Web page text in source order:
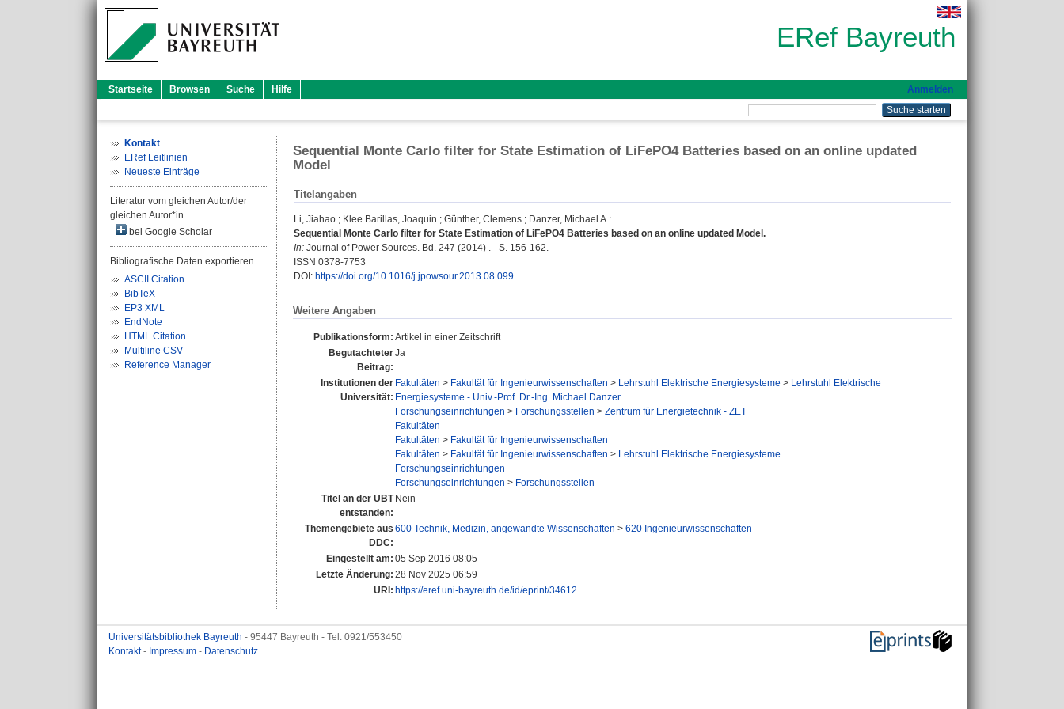
ERef Bayreuth
Startseite Browsen Suche Hilfe Anmelden
Kontakt
ERef Leitlinien
Neueste Einträge
Literatur vom gleichen Autor/der
gleichen Autor*in
bei Google Scholar
Bibliografische Daten exportieren
ASCII Citation
BibTeX
EP3 XML
EndNote
HTML Citation
Multiline CSV
Reference Manager
Sequential Monte Carlo filter for State Estimation of LiFePO4 Batteries based on an online updated
Model
Titelangaben
Li, Jiahao ; Klee Barillas, Joaquin ; Günther, Clemens ; Danzer, Michael A.:
Sequential Monte Carlo filter for State Estimation of LiFePO4 Batteries based on an online updated Model.
In: Journal of Power Sources. Bd. 247 (2014) . - S. 156-162.
ISSN 0378-7753
DOI: https://doi.org/10.1016/j.jpowsour.2013.08.099
Weitere Angaben
Publikationsform: Artikel in einer Zeitschrift
Begutachteter
Beitrag:
Ja
Institutionen der
Universität:
Fakultäten > Fakultät für Ingenieurwissenschaften > Lehrstuhl Elektrische Energiesysteme > Lehrstuhl Elektrische
Energiesysteme - Univ.-Prof. Dr.-Ing. Michael Danzer
Forschungseinrichtungen > Forschungsstellen > Zentrum für Energietechnik - ZET
Fakultäten
Fakultäten > Fakultät für Ingenieurwissenschaften
Fakultäten > Fakultät für Ingenieurwissenschaften > Lehrstuhl Elektrische Energiesysteme
Forschungseinrichtungen
Forschungseinrichtungen > Forschungsstellen
Titel an der UBT
entstanden:
Nein
Themengebiete aus
DDC:
600 Technik, Medizin, angewandte Wissenschaften > 620 Ingenieurwissenschaften
Eingestellt am: 05 Sep 2016 08:05
Letzte Änderung: 28 Nov 2025 06:59
URI: https://eref.uni-bayreuth.de/id/eprint/34612
Universitätsbibliothek Bayreuth - 95447 Bayreuth - Tel. 0921/553450
Kontakt- Impressum - Datenschutz